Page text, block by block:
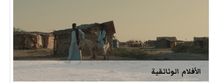
الأفلام الوثائقية